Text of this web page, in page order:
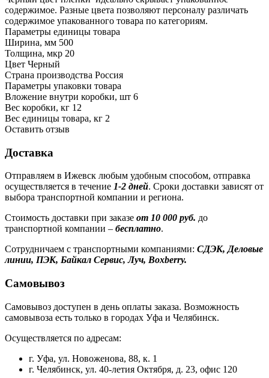
содержимое. Разные цвета позволяют персоналу различать
содержимое упакованного товара по категориям.
Параметры единицы товара
Ширина, мм 500
Толщина, мкр 20
Цвет Черный
Страна производства Россия
Параметры упаковки товара
Вложение внутри коробки, шт 6
Вес коробки, кг 12
Вес единицы товара, кг 2
Оставить отзыв
Доставка
Отправляем в Ижевск любым удобным способом, отправка
осуществляется в течение 1-2 дней. Сроки доставки зависят от
выбора транспортной компании и региона.
Стоимость доставки при заказе от 10 000 руб. до
транспортной компании – бесплатно.
Сотрудничаем с транспортными компаниями: СДЭК, Деловые
линии, ПЭК, Байкал Сервис, Луч, Boxberry.
Самовывоз
Самовывоз доступен в день оплаты заказа. Возможность
самовывоза есть только в городах Уфа и Челябинск.
Осуществляется по адресам:
г. Уфа, ул. Новоженова, 88, к. 1
г. Челябинск, ул. 40-летия Октября, д. 23, офис 120